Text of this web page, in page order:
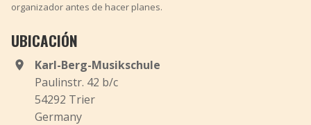
organizador antes de hacer planes.
UBICACIÓN
Karl-Berg-Musikschule
Paulinstr. 42 b/c
54292 Trier
Germany